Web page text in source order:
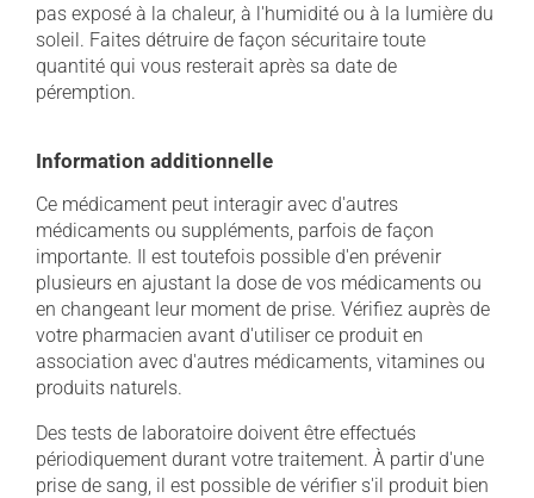
pas exposé à la chaleur, à l'humidité ou à la lumière du
soleil. Faites détruire de façon sécuritaire toute
quantité qui vous resterait après sa date de
péremption.
Information additionnelle
Ce médicament peut interagir avec d'autres
médicaments ou suppléments, parfois de façon
importante. Il est toutefois possible d'en prévenir
plusieurs en ajustant la dose de vos médicaments ou
en changeant leur moment de prise. Vérifiez auprès de
votre pharmacien avant d'utiliser ce produit en
association avec d'autres médicaments, vitamines ou
produits naturels.
Des tests de laboratoire doivent être effectués
périodiquement durant votre traitement. À partir d'une
prise de sang, il est possible de vérifier s'il produit bien